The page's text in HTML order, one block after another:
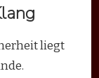
liegt